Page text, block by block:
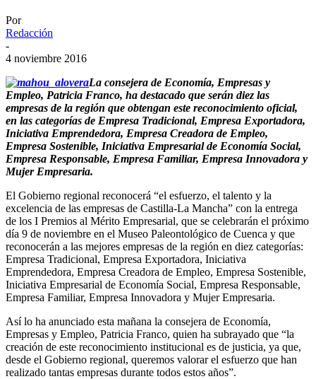
Por
Redacción
-
4 noviembre 2016
La consejera de Economía, Empresas y
Empleo, Patricia Franco, ha destacado que serán diez las
empresas de la región que obtengan este reconocimiento oficial,
en las categorías de Empresa Tradicional, Empresa Exportadora,
Iniciativa Emprendedora, Empresa Creadora de Empleo,
Empresa Sostenible, Iniciativa Empresarial de Economía Social,
Empresa Responsable, Empresa Familiar, Empresa Innovadora y
Mujer Empresaria.
El Gobierno regional reconocerá “el esfuerzo, el talento y la
excelencia de las empresas de Castilla-La Mancha” con la entrega
de los I Premios al Mérito Empresarial, que se celebrarán el próximo
día 9 de noviembre en el Museo Paleontológico de Cuenca y que
reconocerán a las mejores empresas de la región en diez categorías:
Empresa Tradicional, Empresa Exportadora, Iniciativa
Emprendedora, Empresa Creadora de Empleo, Empresa Sostenible,
Iniciativa Empresarial de Economía Social, Empresa Responsable,
Empresa Familiar, Empresa Innovadora y Mujer Empresaria.
Así lo ha anunciado esta mañana la consejera de Economía,
Empresas y Empleo, Patricia Franco, quien ha subrayado que “la
creación de este reconocimiento institucional es de justicia, ya que,
desde el Gobierno regional, queremos valorar el esfuerzo que han
realizado tantas empresas durante todos estos años”.